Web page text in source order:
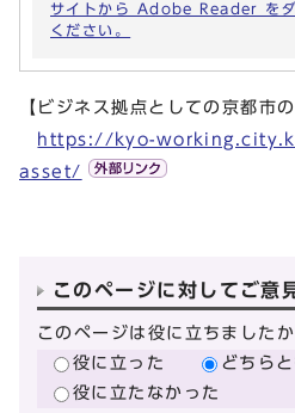
サイトから Adobe Reader をダ
ください。
【ビジネス拠点としての京都市の
https://kyo-
asset/
このページに対してご意
このページは役に立ちましたか
役に立った
どちら
役に立たなかった